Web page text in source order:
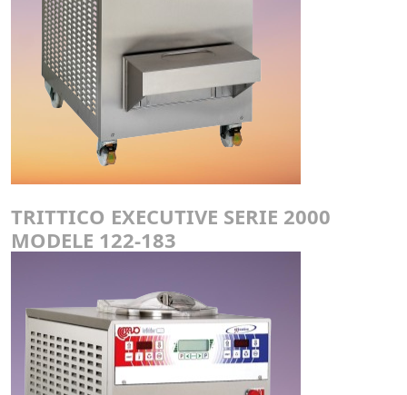
TRITTICO EXECUTIVE SERIE 2000
MODELE 122-183